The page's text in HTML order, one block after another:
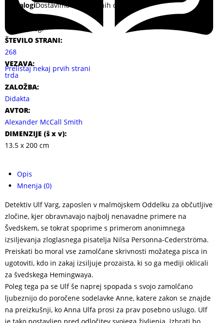
Prelistaj nekaj prvih strani
Na zalogiDostavimo v 2 delovnih dneh.
9,99€
72 na zalogi
ŠTEVILO STRANI:
268
VEZAVA:
trda
ZALOŽBA:
Didakta
AVTOR:
Alexander McCall Smith
DIMENZIJE (š x v):
13.5 x 200 cm
Opis
Mnenja (0)
Detektiv Ulf Varg, zaposlen v malmöjskem Oddelku za občutljive
zločine, kjer obravnavajo najbolj nenavadne primere na
Švedskem, se tokrat spoprime s primerom anonimnega
izsiljevanja zloglasnega pisatelja Nilsa Personna-Cederströma.
Preiskati bo moral vse zamolčane skrivnosti možatega pisca in
ugotoviti, kdo in zakaj izsiljuje prozaista, ki so ga mediji oklicali
za švedskega Hemingwaya.
Poleg tega pa se Ulf še naprej spopada s svojo zamolčano
ljubeznijo do poročene sodelavke Anne, katere zakon se znajde
na preizkušnji, ko Anna Ulfa prosi za prav posebno uslugo. Ulf